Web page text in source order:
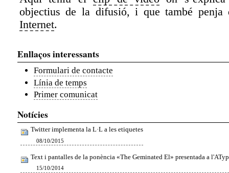
objectius de la difusió, i que també
Internet.
Enllaços interessants
Formulari de contacte
Línia de temps
Primer comunicat
Notícies
Twitter implementa la L·L a les etiquetes
08/10/2015
Text i pantalles de la ponència «The Geminated El» presentada a
15/10/2014